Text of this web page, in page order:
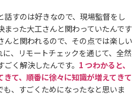
話すのは好きなので、現場監督をし
まった大工さんと関わっていたんです
んと関われるので、その点では楽しい
に、リモートチェックを通じて、全然
く解決したんです。 1 つわかると、
きて、順番に徐々に知識が増えてきて
も、すごくためになったなと思いま